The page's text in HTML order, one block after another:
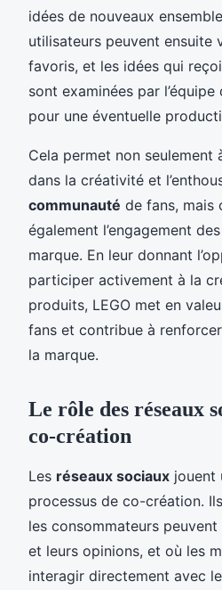
idées de nouveaux
utilisateurs peuvent ensuite
favoris, et les idées qui
sont examinées par
pour une éventuelle
Cela permet non seulement
dans la créativité et
communauté de fans, mais
également l’engagement
marque. En leur donnant
participer activement à la
produits, LEGO met en
fans et contribue à
la marque.
Le rôle des réseaux
co-création
Les réseaux sociaux jouent
processus de co-création.
les consommateurs
et leurs opinions, et où les
interagir directement avec